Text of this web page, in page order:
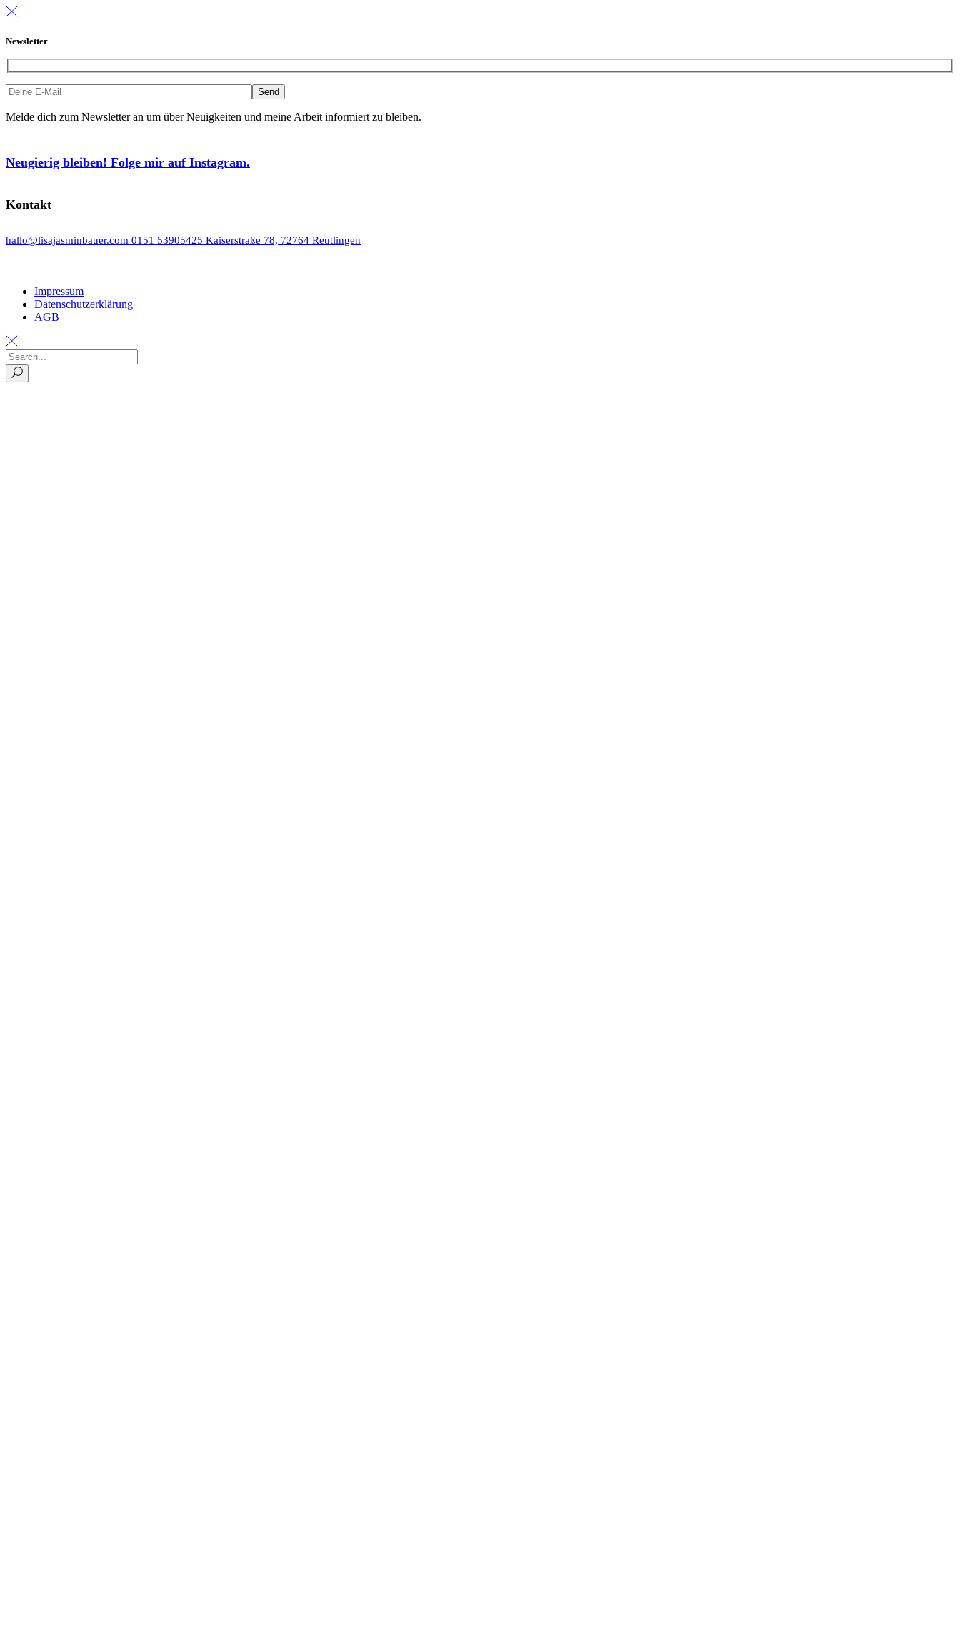
Newsletter
Melde dich zum Newsletter an um über Neuigkeiten und meine Arbeit informiert zu bleiben.
Neugierig bleiben! Folge mir auf Instagram.
Kontakt
hallo@lisajasminbauer.com 0151 53905425 Kaiserstraße 78, 72764 Reutlingen
Impressum
Datenschutzerklärung
AGB